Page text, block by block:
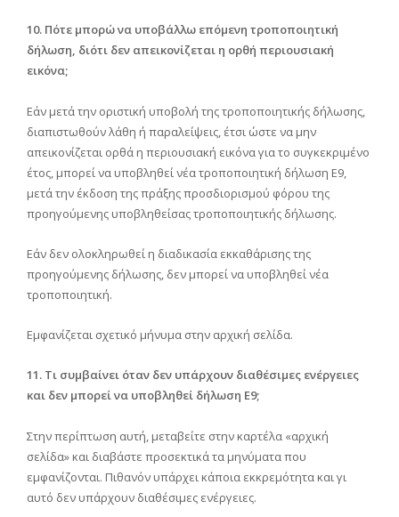
10. Πότε μπορώ να υποβάλλω επόμενη τροποποιητική
δήλωση, διότι δεν απεικονίζεται η ορθή περιουσιακή
εικόνα;
Εάν μετά την οριστική υποβολή της τροποποιητικής δήλωσης,
διαπιστωθούν λάθη ή παραλείψεις, έτσι ώστε να μην
απεικονίζεται ορθά η περιουσιακή εικόνα για το συγκεκριμένο
έτος, μπορεί να υποβληθεί νέα τροποποιητική δήλωση Ε9,
μετά την έκδοση της πράξης προσδιορισμού φόρου της
προηγούμενης υποβληθείσας τροποποιητικής δήλωσης.
Εάν δεν ολοκληρωθεί η διαδικασία εκκαθάρισης της
προηγούμενης δήλωσης, δεν μπορεί να υποβληθεί νέα
τροποποιητική.
Εμφανίζεται σχετικό μήνυμα στην αρχική σελίδα.
11. Τι συμβαίνει όταν δεν υπάρχουν διαθέσιμες ενέργειες
και δεν μπορεί να υποβληθεί δήλωση Ε9;
Στην περίπτωση αυτή, μεταβείτε στην καρτέλα «αρχική
σελίδα» και διαβάστε προσεκτικά τα μηνύματα που
εμφανίζονται. Πιθανόν υπάρχει κάποια εκκρεμότητα και γι
αυτό δεν υπάρχουν διαθέσιμες ενέργειες.